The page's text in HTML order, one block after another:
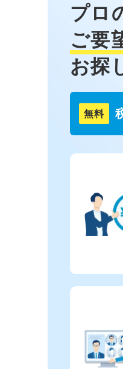
プロ
ご要
お探
無料